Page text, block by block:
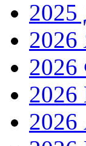
2025
2026
2026
2026
2026